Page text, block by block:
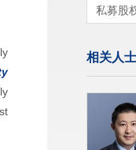
私募股
相关人士